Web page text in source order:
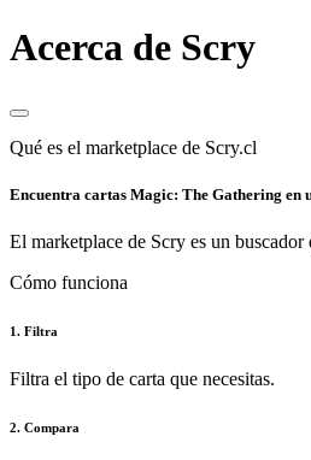
Acerca de Scry
Qué es el marketplace de Scry.cl
Encuentra cartas Magic: The Gathering en
El marketplace de Scry es un
Cómo funciona
1. Filtra
Filtra el tipo de carta que necesitas.
2. Compara